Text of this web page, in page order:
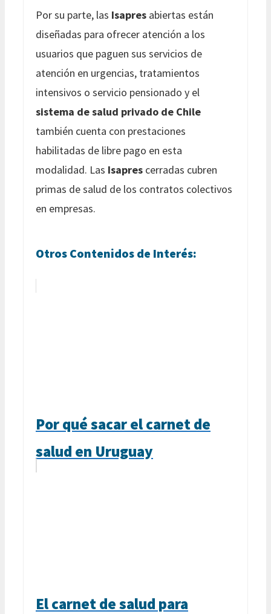
Por su parte, las Isapres abiertas están
diseñadas para ofrecer atención a los
usuarios que paguen sus servicios de
atención en urgencias, tratamientos
intensivos o servicio pensionado y el
sistema de salud privado de Chile
también cuenta con prestaciones
habilitadas de libre pago en esta
modalidad. Las Isapres cerradas cubren
primas de salud de los contratos colectivos
en empresas.
Otros Contenidos de Interés:
Por qué sacar el carnet de
salud en Uruguay
El carnet de salud para